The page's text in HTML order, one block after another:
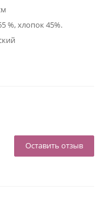
%, хлопок 45%.
Оставить отзыв